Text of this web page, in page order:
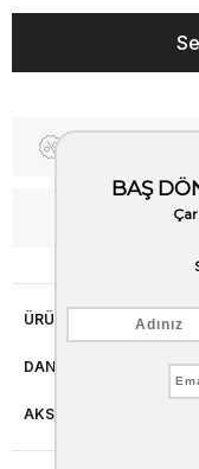
ÜRÜN ÖZELLIKLERI
DANIŞMA HATTI
AKSESUAR ONARIMI